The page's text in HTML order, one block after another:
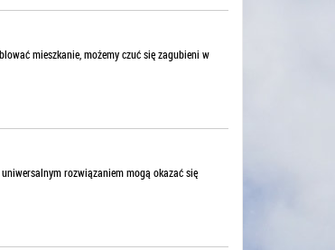
mieszkanie, możemy czuć się zagubieni w
rozwiązaniem mogą okazać się